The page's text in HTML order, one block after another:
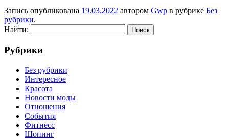
Запись опубликована 19.03.2022 автором Gwp в рубрике Без
рубрики.
Найти:
Рубрики
Без рубрики
Интересное
Красота
Новости моды
Отношения
События
Фитнесс
Шопинг